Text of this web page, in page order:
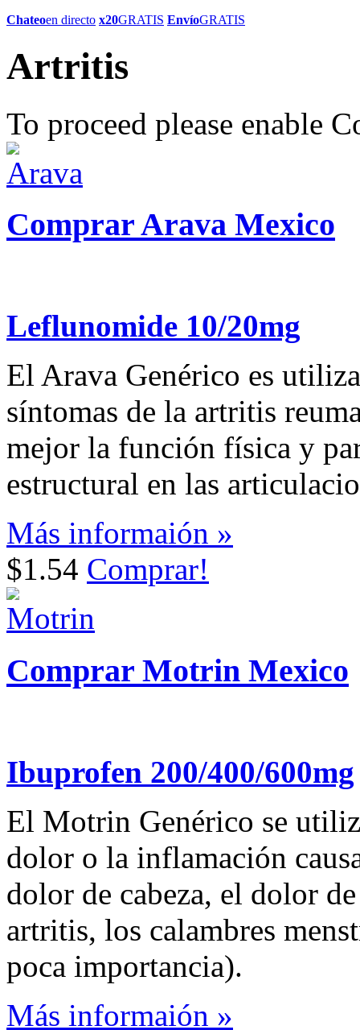
Chateoen directo x20GRATIS EnvíoGRATIS
Artritis
To proceed please enable
Comprar Arava Mexico
Leflunomide 10/20mg
El Arava Genérico es
síntomas de la artritis
mejor la función física y
estructural en las
Más informaión »
$1.54 Comprar!
Comprar Motrin Mexico
Ibuprofen 200/400/600mg
El Motrin Genérico se
dolor o la inflamación
dolor de cabeza, el dolor
artritis, los calambres
poca importancia).
Más informaión »